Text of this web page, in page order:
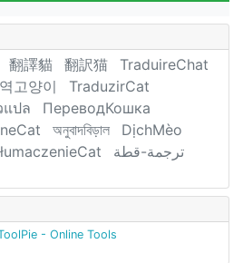
翻譯貓 翻訳猫
TraduireChat
고양이
TraduzirCat
แปล
ПереводКошка
অনুবাদবিড়াল
DịchMèo
ترجمة-قطة
- Online Tools